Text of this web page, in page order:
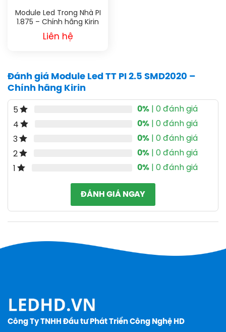
Module Led Trong Nhà PI
1.875 – Chính hãng Kirin
Liên hệ
Đánh giá Module Led TT PI 2.5 SMD2020 –
Chính hãng Kirin
5 0% | 0 đánh giá
4
0% | 0 đánh giá
3
0% | 0 đánh giá
2
0% | 0 đánh giá
1
0% | 0 đánh giá
ĐÁNH GIÁ NGAY
Công Ty TNHH Đầu tư Phát Triển Công Nghệ HD